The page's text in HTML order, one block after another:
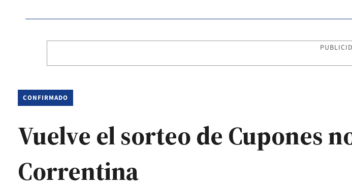
CONFIRMADO
Vuelve el sorteo de Cupones
Correntina